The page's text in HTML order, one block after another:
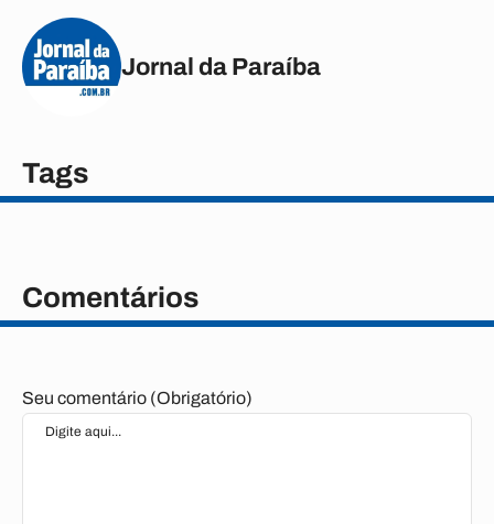
Jornal da Paraíba
Tags
Comentários
Seu comentário (Obrigatório)